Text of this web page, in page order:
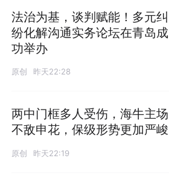
法治为基，谈判赋能！多元纠
纷化解沟通实务论坛在青岛成
功举办
原创 昨天22:28
两中门框多人受伤，海牛主场
不敌申花，保级形势更加严峻
原创 昨天22:19